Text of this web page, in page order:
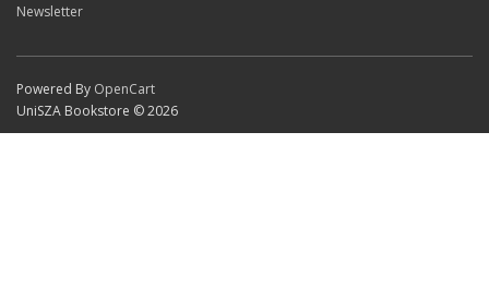
Newsletter
Powered By OpenCart
UniSZA Bookstore © 2026